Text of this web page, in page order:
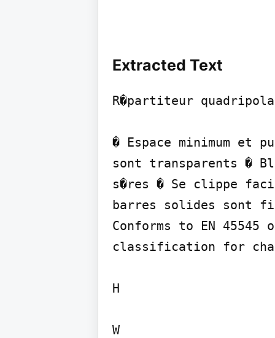
Extracted Text
R�partiteur
� Espace minimum et
sont transparents �
s�res � Se clippe
barres solides sont
Conforms to EN
classification for
H
W